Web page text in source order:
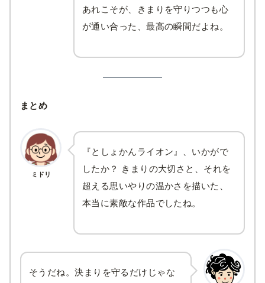
あれこそが、きまりを守りつつも心
が通い合った、最高の瞬間だよね。
まとめ
ミドリ
『としょかんライオン』、いかがで
したか？ きまりの大切さと、それを
超える思いやりの温かさを描いた、
本当に素敵な作品でしたね。
そうだね。決まりを守るだけじゃな